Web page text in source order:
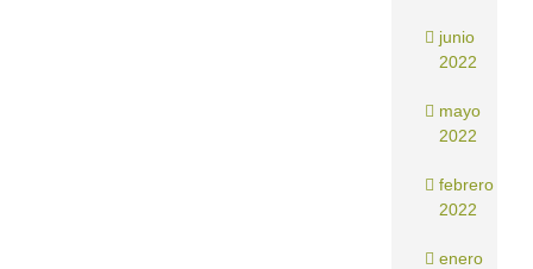
junio
2022
mayo
2022
febrero
2022
enero